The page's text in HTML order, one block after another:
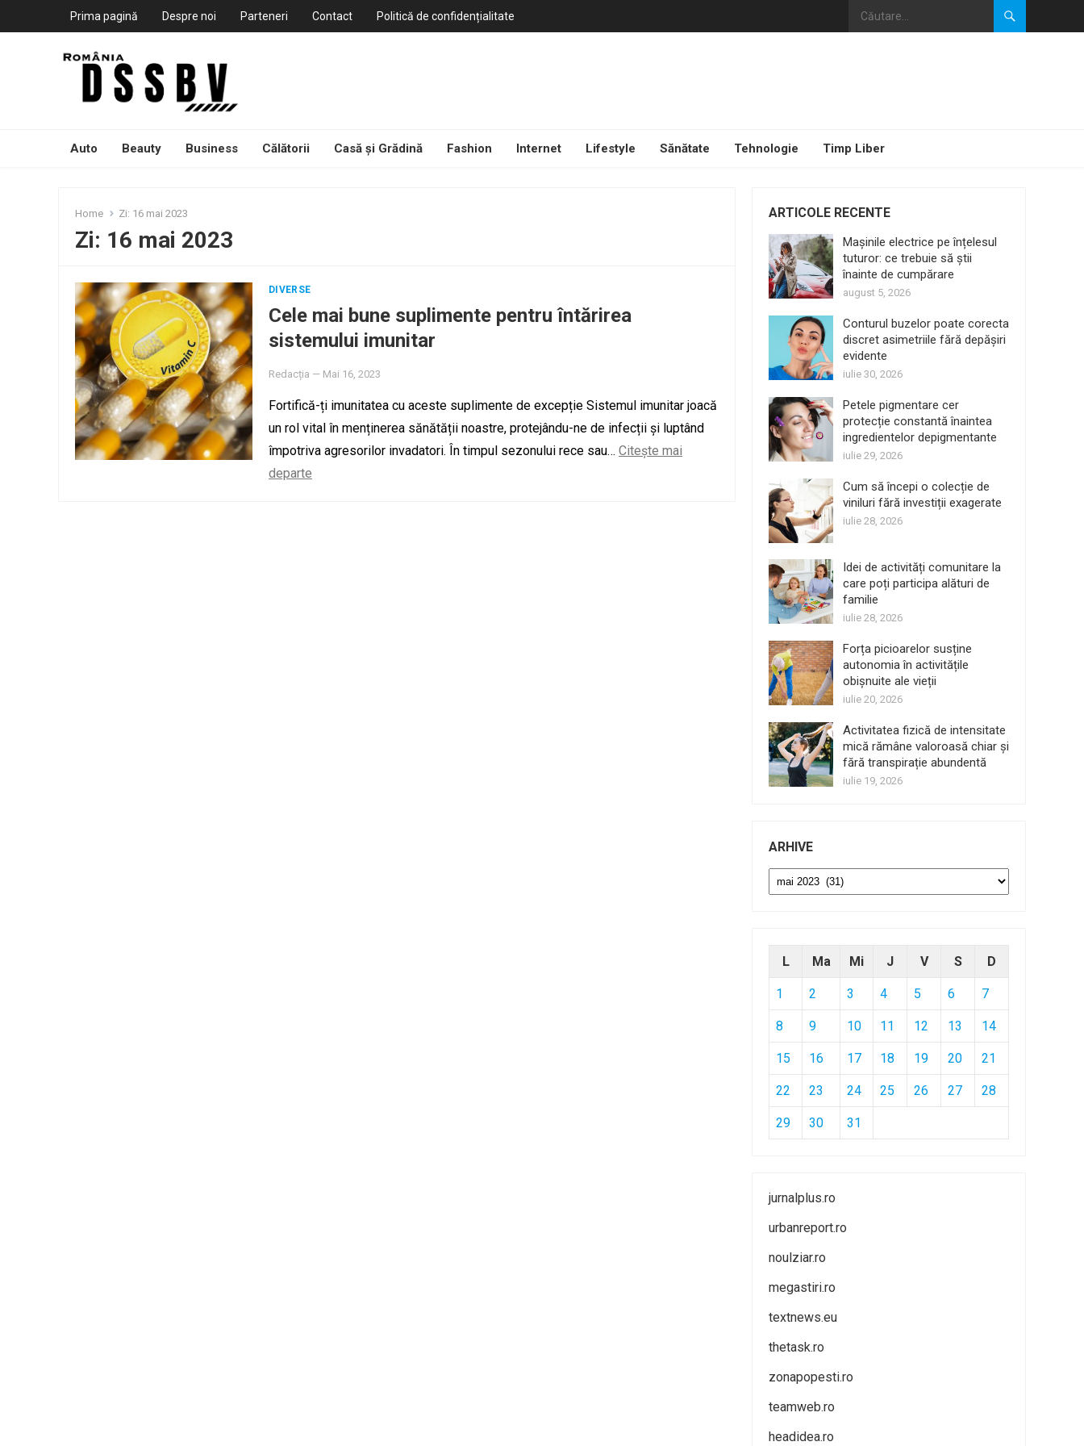
Prima pagină Despre noi Parteneri Contact Politică de confidențialitate
Auto Beauty Business Călătorii Casă și Grădină Fashion Internet Lifestyle Sănătate Tehnologie Timp Liber
Home Zi: 16 mai 2023
Zi: 16 mai 2023
DIVERSE
Cele mai bune suplimente pentru întărirea
sistemului imunitar
Redacția — Mai 16, 2023
Fortifică-ți imunitatea cu aceste suplimente de excepție Sistemul imunitar joacă
un rol vital în menținerea sănătății noastre, protejându-ne de infecții și luptând
împotriva agresorilor invadatori. În timpul sezonului rece sau… Citește mai
departe
ARTICOLE RECENTE
Mașinile electrice pe înțelesul
tuturor: ce trebuie să știi
înainte de cumpărare
august 5, 2026
Conturul buzelor poate corecta
discret asimetriile fără depășiri
evidente
iulie 30, 2026
Petele pigmentare cer
protecție constantă înaintea
ingredientelor depigmentante
iulie 29, 2026
Cum să începi o colecție de
viniluri fără investiții exagerate
iulie 28, 2026
Idei de activități comunitare la
care poți participa alături de
familie
iulie 28, 2026
Forța picioarelor susține
autonomia în activitățile
obișnuite ale vieții
iulie 20, 2026
Activitatea fizică de intensitate
mică rămâne valoroasă chiar și
fără transpirație abundentă
iulie 19, 2026
ARHIVE
Arhive
L Ma Mi J V S D
1 2 3 4 5 6 7
8 9 10 11 12 13 14
15 16 17 18 19 20 21
22 23 24 25 26 27 28
29 30 31
jurnalplus.ro
urbanreport.ro
noulziar.ro
megastiri.ro
textnews.eu
thetask.ro
zonapopesti.ro
teamweb.ro
headidea.ro